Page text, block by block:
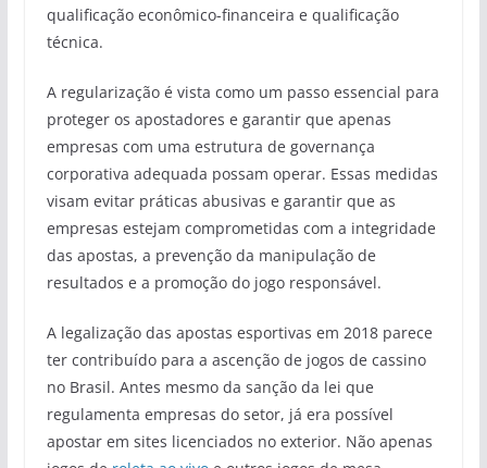
qualificação econômico-financeira e qualificação
técnica​.
A regularização é vista como um passo essencial para
proteger os apostadores e garantir que apenas
empresas com uma estrutura de governança
corporativa adequada possam operar. Essas medidas
visam evitar práticas abusivas e garantir que as
empresas estejam comprometidas com a integridade
das apostas, a prevenção da manipulação de
resultados e a promoção do jogo responsável​​.
A legalização das apostas esportivas em 2018 parece
ter contribuído para a ascenção de jogos de cassino
no Brasil. Antes mesmo da sanção da lei que
regulamenta empresas do setor, já era possível
apostar em sites licenciados no exterior. Não apenas